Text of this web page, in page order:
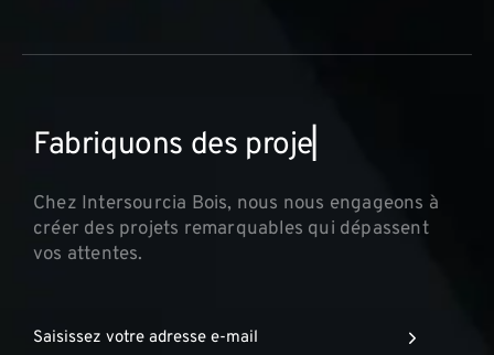
Fabriquons des proje
Chez Intersourcia Bois, nous nous engageons à
créer des projets remarquables qui dépassent
vos attentes.